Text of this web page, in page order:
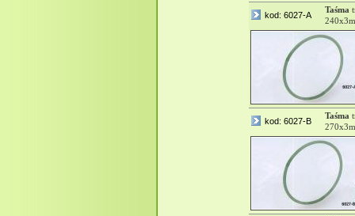
kod: 6027-A
Taśma
kod: 6027-B
Taśma